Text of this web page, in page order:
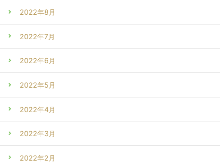
2022年8月
2022年7月
2022年6月
2022年5月
2022年4月
2022年3月
2022年2月